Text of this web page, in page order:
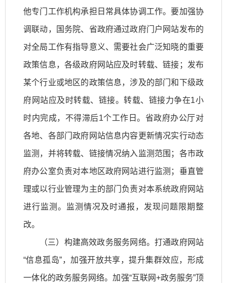
他专门工作机构承担日常具体协调工作。要加强协
调联动，国务院、省政府通过政府门户网站发布的
对全局工作有指导意义、需要社会广泛知晓的重要
政策信息，各级政府网站应及时转载、链接；发布
某个行业或地区的政策信息，涉及的部门和下级政
府网站应及时转载、链接。转载、链接力争在1小
时内完成，不得滞后1个工作日。省政府办公厅对
各地、各部门政府网站信息内容更新情况实行动态
监测，并将转载、链接情况纳入监测范围；各市政
府办公室负责对本地区政府网站进行监测；垂直管
理或以行业管理为主的部门负责对本系统政府网站
进行监测。监测情况及时通报，发现问题限期整
改。
（三）构建高效政务服务网络。打通政府网站
“信息孤岛”，加强开放共享，提升集群效应，形成
一体化的政务服务网络。加强“互联网+政务服务”顶